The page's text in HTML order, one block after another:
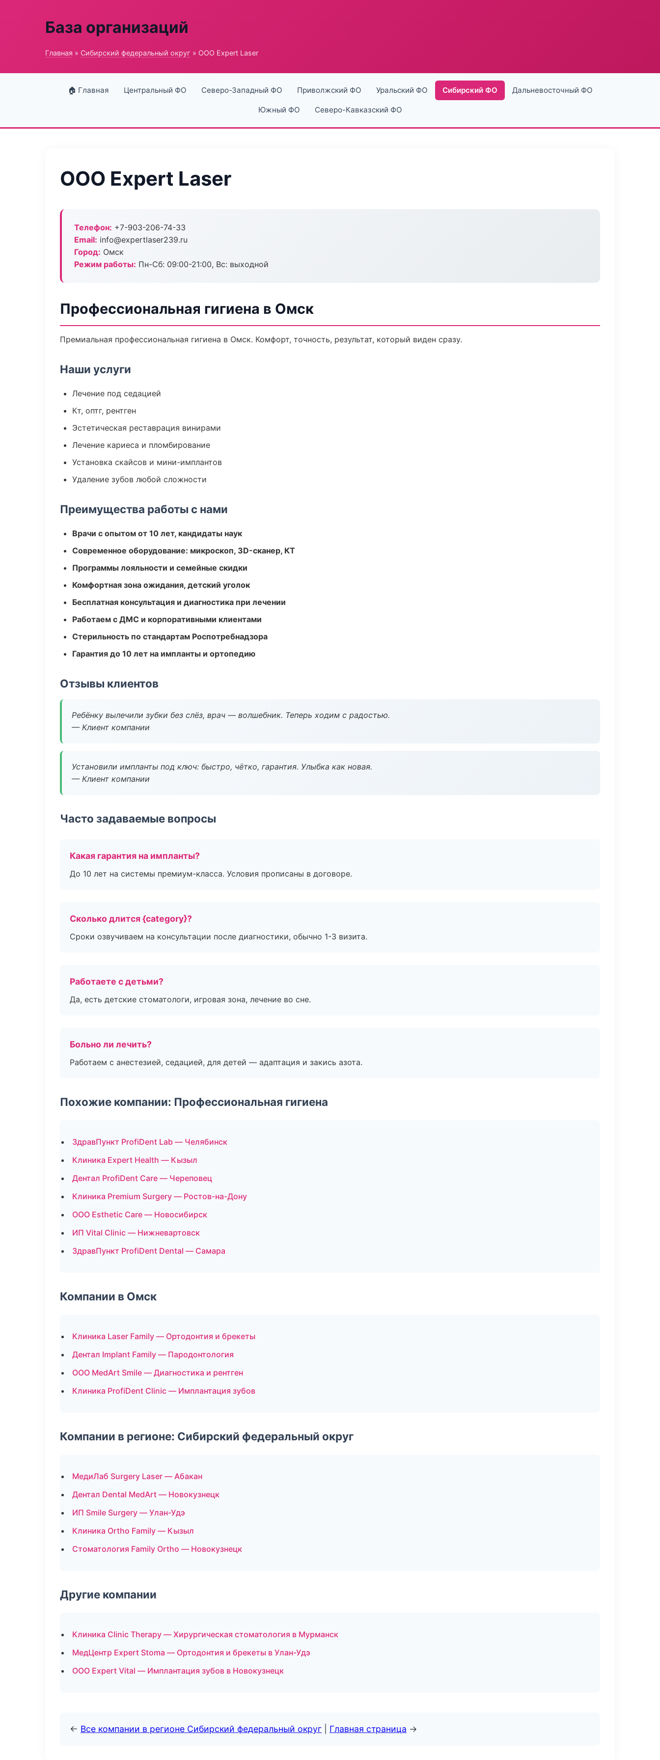
База организаций
Главная » Сибирский федеральный округ » ООО Expert Laser
🏠 Главная Центральный ФО Северо-Западный ФО Приволжский ФО Уральский ФО Сибирский ФО Дальневосточный ФО
Южный ФО Северо-Кавказский ФО
ООО Expert Laser
Телефон: +7-903-206-74-33
Email: info@expertlaser239.ru
Город: Омск
Режим работы: Пн-Сб: 09:00-21:00, Вс: выходной
Профессиональная гигиена в Омск
Премиальная профессиональная гигиена в Омск. Комфорт, точность, результат, который виден сразу.
Наши услуги
Лечение под седацией
Кт, оптг, рентген
Эстетическая реставрация винирами
Лечение кариеса и пломбирование
Установка скайсов и мини-имплантов
Удаление зубов любой сложности
Преимущества работы с нами
Врачи с опытом от 10 лет, кандидаты наук
Современное оборудование: микроскоп, 3D-сканер, КТ
Программы лояльности и семейные скидки
Комфортная зона ожидания, детский уголок
Бесплатная консультация и диагностика при лечении
Работаем с ДМС и корпоративными клиентами
Стерильность по стандартам Роспотребнадзора
Гарантия до 10 лет на импланты и ортопедию
Отзывы клиентов
Ребёнку вылечили зубки без слёз, врач — волшебник. Теперь ходим с радостью.
— Клиент компании
Установили импланты под ключ: быстро, чётко, гарантия. Улыбка как новая.
— Клиент компании
Часто задаваемые вопросы
Какая гарантия на импланты?
До 10 лет на системы премиум-класса. Условия прописаны в договоре.
Сколько длится {category}?
Сроки озвучиваем на консультации после диагностики, обычно 1-3 визита.
Работаете с детьми?
Да, есть детские стоматологи, игровая зона, лечение во сне.
Больно ли лечить?
Работаем с анестезией, седацией, для детей — адаптация и закись азота.
Похожие компании: Профессиональная гигиена
ЗдравПункт ProfiDent Lab — Челябинск
Клиника Expert Health — Кызыл
Дентал ProfiDent Care — Череповец
Клиника Premium Surgery — Ростов-на-Дону
ООО Esthetic Care — Новосибирск
ИП Vital Clinic — Нижневартовск
ЗдравПункт ProfiDent Dental — Самара
Компании в Омск
Клиника Laser Family — Ортодонтия и брекеты
Дентал Implant Family — Пародонтология
ООО MedArt Smile — Диагностика и рентген
Клиника ProfiDent Clinic — Имплантация зубов
Компании в регионе: Сибирский федеральный округ
МедиЛаб Surgery Laser — Абакан
Дентал Dental MedArt — Новокузнецк
ИП Smile Surgery — Улан-Удэ
Клиника Ortho Family — Кызыл
Стоматология Family Ortho — Новокузнецк
Другие компании
Клиника Clinic Therapy — Хирургическая стоматология в Мурманск
МедЦентр Expert Stoma — Ортодонтия и брекеты в Улан-Удэ
ООО Expert Vital — Имплантация зубов в Новокузнецк
← Все компании в регионе Сибирский федеральный округ Главная страница →